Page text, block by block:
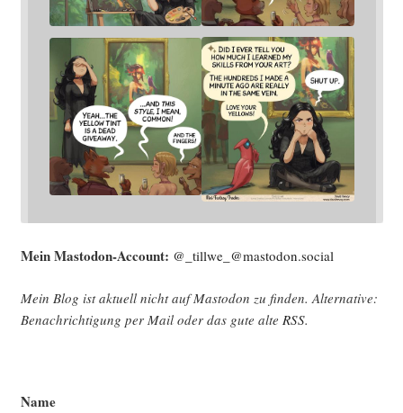
Mein Mast­o­don-Account: @_tillwe_@mastodon.social
Mein Blog ist aktu­ell nicht auf Mast­o­don zu fin­den. Alter­na­ti­ve:
Benach­rich­ti­gung per Mail oder das gute alte RSS.
Name